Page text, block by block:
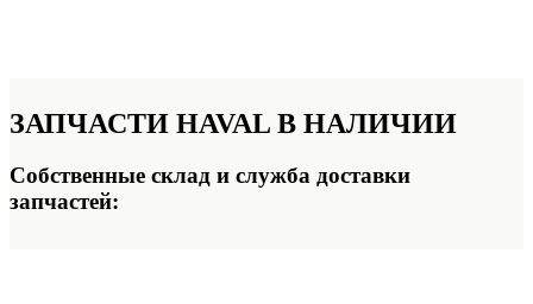
ЗАПЧАСТИ HAVAL В НАЛИЧИИ
Собственные склад и служба доставки
запчастей: